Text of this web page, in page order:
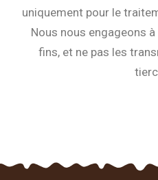
uniquement pour le
Nous nous engageons
fins, et ne pas les